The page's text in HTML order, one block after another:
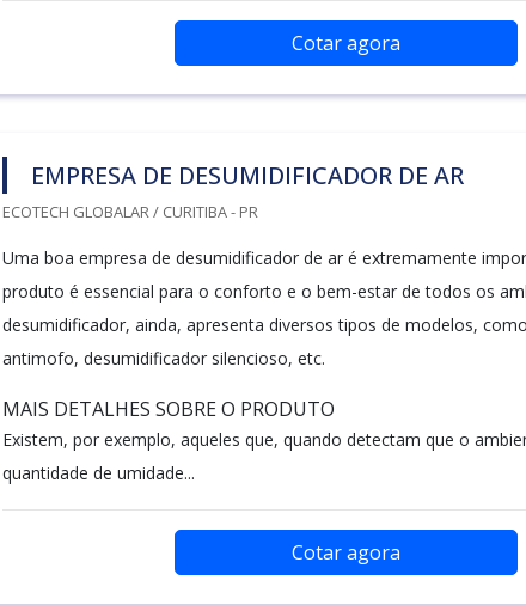
Cotar agora
EMPRESA DE DESUMIDIFICADOR DE AR
ECOTECH GLOBALAR / CURITIBA - PR
Uma boa empresa de desumidificador de ar é extremamente
produto é essencial para o conforto e o bem-estar de todos os
desumidificador, ainda, apresenta diversos tipos de modelos,
antimofo, desumidificador silencioso, etc.
MAIS DETALHES SOBRE O PRODUTO
Existem, por exemplo, aqueles que, quando detectam que o
quantidade de umidade...
Cotar agora